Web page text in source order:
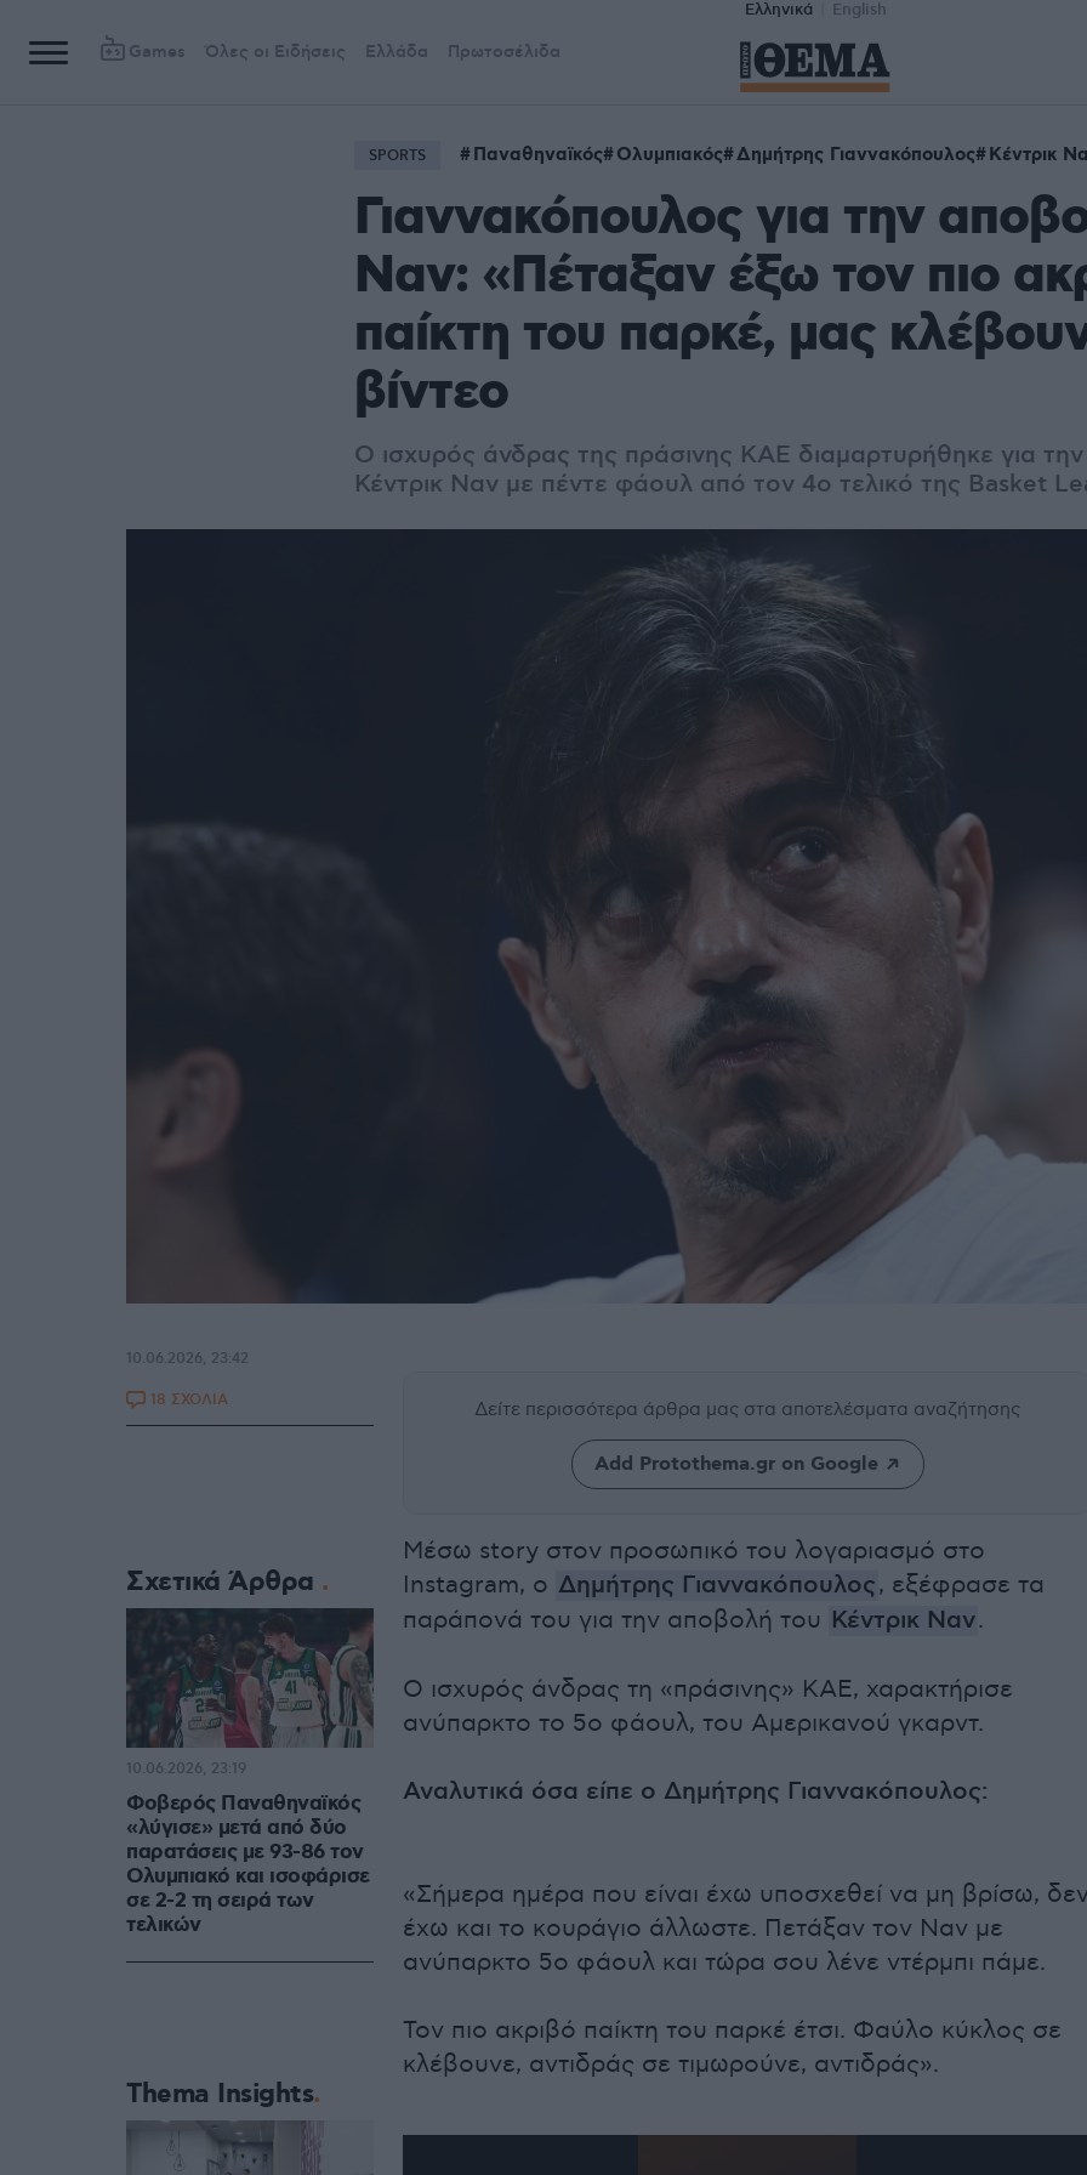
Ελληνικά English
Games Όλες οι Ειδήσεις Ελλάδα Πρωτοσέλιδα
SPORTS Παναθηναϊκός Ολυμπιακός Δημήτρης Γιαννακόπουλος Κέντρικ
Γιαννακόπουλος για την
Ναν: «Πέταξαν έξω τον πιο
παίκτη του παρκέ, μας
βίντεο
Ο ισχυρός άνδρας της πράσινης ΚΑΕ διαμαρτυρήθηκε για
Κέντρικ Ναν με πέντε φάουλ από τον 4ο τελικό της Basket
Δείτε περισσότερα άρθρα μας στα αποτελέσματα αναζήτησης
Add Protothema.gr on Google
Μέσω story στον προσωπικό του λογαριασμό στο
Instagram, ο Δημήτρης Γιαννακόπουλος, εξέφρασε τα
παράπονά του για την αποβολή του Κέντρικ Ναν.
Ο ισχυρός άνδρας τη «πράσινης» ΚΑΕ, χαρακτήρισε
ανύπαρκτο το 5ο φάουλ, του Αμερικανού γκαρντ.
Αναλυτικά όσα είπε ο Δημήτρης Γιαννακόπουλος:
«Σήμερα ημέρα που είναι έχω υποσχεθεί να μη βρίσω,
έχω και το κουράγιο άλλωστε. Πετάξαν τον Ναν με
ανύπαρκτο 5ο φάουλ και τώρα σου λένε ντέρμπι πάμε.
Τον πιο ακριβό παίκτη του παρκέ έτσι. Φαύλο κύκλος σε
κλέβουνε, αντιδράς σε τιμωρούνε, αντιδράς».
10.06.2026, 23:42
18 ΣΧΟΛΙΑ
Σχετικά Άρθρα
Φοβερός Παναθηναϊκός
«λύγισε» μετά από δύο
παρατάσεις με 93-86 τον
Ολυμπιακό και ισοφάρισε
σε 2-2 τη σειρά των
τελικών
10.06.2026, 23:19
Thema Insights